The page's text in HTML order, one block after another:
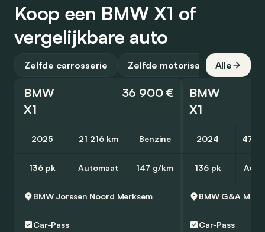
Koop een BMW X1 of
vergelijkbare auto
Zelfde carrosserie Zelfde motorisatie Alle
BMW
X1
36 900 €
2025 21 216 km Benzine
136 pk Automaat 147 g/km
BMW Jorssen Noord Merksem
Car-Pass
BMW
X1
2024 47
136 pk
BMW G&A
Car-Pass